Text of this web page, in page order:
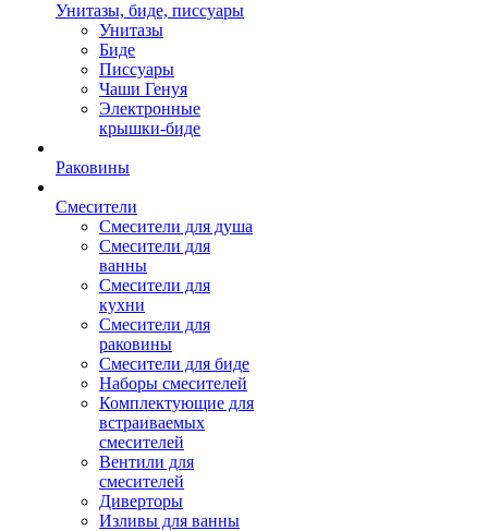
Унитазы, биде, писсуары
Унитазы
Биде
Писсуары
Чаши Генуя
Электронные
крышки-биде
Раковины
Смесители
Смесители для душа
Смесители для
ванны
Смесители для
кухни
Смесители для
раковины
Смесители для биде
Наборы смесителей
Комплектующие для
встраиваемых
смесителей
Вентили для
смесителей
Диверторы
Изливы для ванны